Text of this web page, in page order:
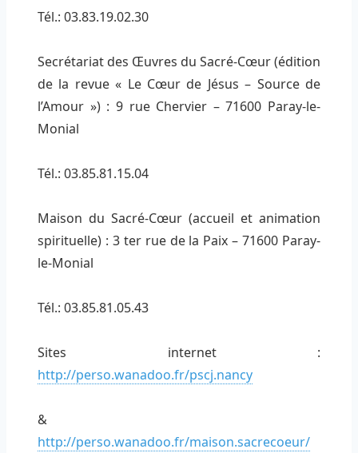
Tél.: 03.83.19.02.30
Secrétariat des Œuvres du Sacré-Cœur (édition
de la revue « Le Cœur de Jésus – Source de
l’Amour ») : 9 rue Chervier – 71600 Paray-le-
Monial
Tél.: 03.85.81.15.04
Maison du Sacré-Cœur (accueil et animation
spirituelle) : 3 ter rue de la Paix – 71600 Paray-
le-Monial
Tél.: 03.85.81.05.43
Sites internet :
http://perso.wanadoo.fr/pscj.nancy
&
http://perso.wanadoo.fr/maison.sacrecoeur/